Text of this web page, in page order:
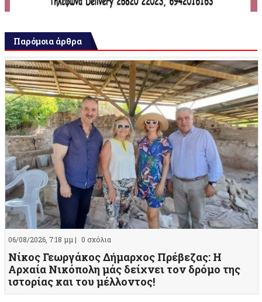
Παρόμοια άρθρα
06/08/2026, 7:18 μμ | 0 σχόλια
Νίκος Γεωργάκος Δήμαρχος Πρέβεζας: Η
Αρχαία Νικόπολη μάς δείχνει τον δρόμο της
ιστορίας και του μέλλοντος!